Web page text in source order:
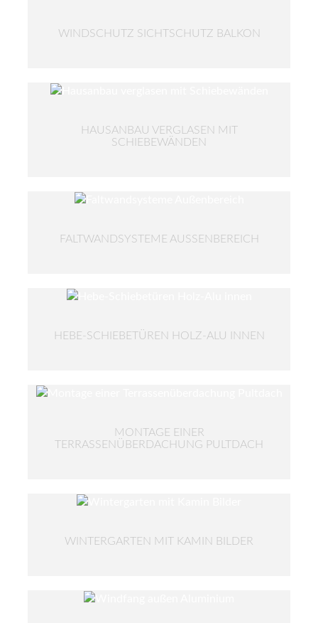
WINDSCHUTZ SICHTSCHUTZ BALKON
HAUSANBAU VERGLASEN MIT
SCHIEBEWÄNDEN
FALTWANDSYSTEME AUSSENBEREICH
HEBE-SCHIEBETÜREN HOLZ-ALU INNEN
MONTAGE EINER
TERRASSENÜBERDACHUNG PULTDACH
WINTERGARTEN MIT KAMIN BILDER